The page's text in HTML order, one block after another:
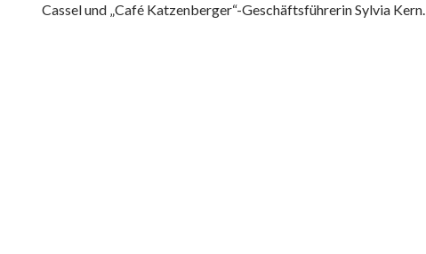
Cassel und „Café Katzenberger“-Geschäftsführerin Sylvia Kern.